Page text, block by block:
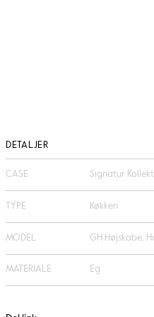
DETALJER
CASE Signatur
TYPE Køkken
MODEL GH Højskabe,
MATERIALE Eg